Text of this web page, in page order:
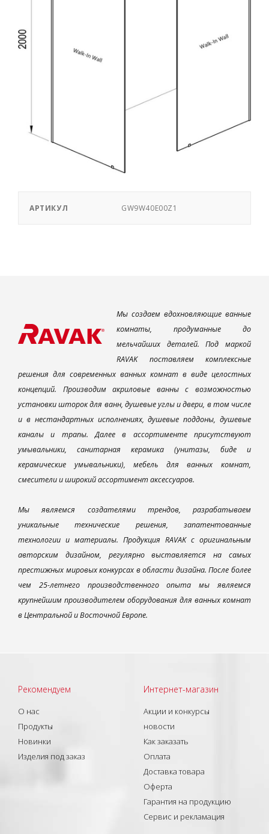
АРТИКУЛ GW9W40E00Z1
Мы создаем вдохновляющие ванные
комнаты, продуманные до
мельчайших деталей. Под маркой
RAVAK поставляем комплексные
решения для современных ванных комнат в виде целостных
концепций. Производим акриловые ванны с возможностью
установки шторок для ванн, душевые углы и двери, в том числе
и в нестандартных исполнениях, душевые поддоны, душевые
каналы и трапы. Далее в ассортименте присутствуют
умывальники, санитарная керамика (унитазы, биде и
керамические умывальники), мебель для ванных комнат,
смесители и широкий ассортимент аксессуаров.
Мы являемся создателями трендов, разрабатываем
уникальные технические решения, запатентованные
технологии и материалы. Продукция RAVAK с оригинальным
авторским дизайном, регулярно выставляется на самых
престижных мировых конкурсах в области дизайна. После более
чем 25-летнего производственного опыта мы являемся
крупнейшим производителем оборудования для ванных комнат
в Центральной и Восточной Европе.
Рекомендуем
О нас
Продукты
Новинки
Изделия под заказ
Интернет-магазин
Акции и конкурсы
новости
Как заказать
Оплата
Доставка товара
Оферта
Гарантия на продукцию
Сервис и рекламация